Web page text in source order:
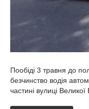
Пообіді 3 травня до
безчинство водія
частині вулиці Великої